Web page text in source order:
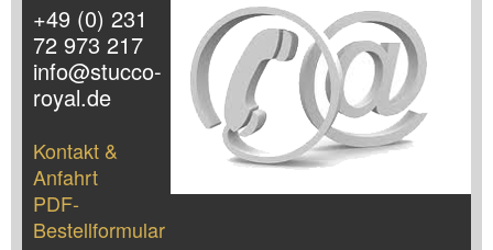
+49 (0) 231
72 973 217
info@stucco-
royal.de
Kontakt &
Anfahrt
PDF-
Bestellformular